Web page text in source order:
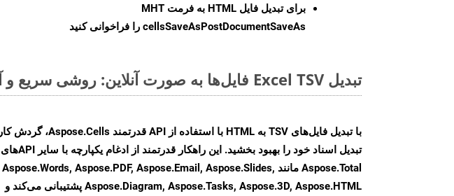
برای تبدیل فایل HTML به فرمت
MHT
cellsSaveAsPostDocumentSaveAs را فراخوانی کنید
تبدیل Excel TSV فایل‌ها به صورت آنلاین: روشی سریع و آسان
با تبدیل فایل‌های TSV به HTML با استفاده از API قدرتمند Aspose.Cells، گردش کار
تبدیل اسناد خود را بهبود بخشید. این راهکار قدرتمند از ادغام یکپارچه با سایر APIهای
Aspose.Total مانند Aspose.Words, Aspose.PDF, Aspose.Email, Aspose.Slides,
Aspose.Diagram, Aspose.Tasks, Aspose.3D, Aspose.HTML پشتیبانی می‌کند و